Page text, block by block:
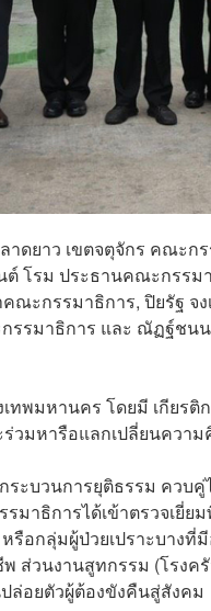
ดยาว เขตจตุจักร คณะก
โรม ประธานคณะกรรม
ณะกรรมาธิการ, ปิยรัฐ จ
รรมาธิการ และ ณัฏฐ์ชน
ทพมหานคร โดยมี เกียร
วมหารือแลกเปลี่ยนความ
ระบวนการยุติธรรม คว
าธิการได้เข้าตรวจเยี่
อกลุ่มผู้ป่วยเปราะบางที่
ส่วนงานสูทกรรม (โรงค
ล่อยตัวผู้ต้องขังคืนสู่สังคม